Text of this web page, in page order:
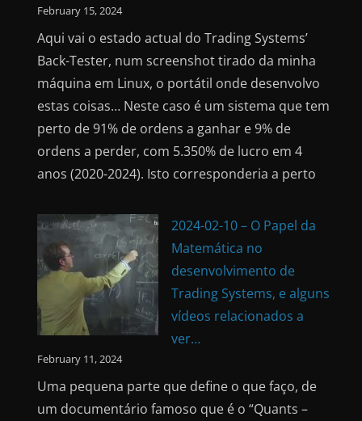
February 15, 2024
Aqui vai o estado actual do Trading Systems’
Back-Tester, num screenshot tirado da minha
máquina em Linux, o portátil onde desenvolvo
estas coisas… Neste caso é um sistema que tem
perto de 91% de ordens a ganhar e 9% de
ordens a perder, com 5.350% de lucro em 4
anos (2020-2024). Isto corresponderia a perto
2024-02-10 – O Papel da
Matemática no
desenvolvimento de
Trading Systems, e alguns
vídeos relacionados a
ver…
February 11, 2024
Uma pequena parte que define o que faço, de
um documentário famoso que é o “Quants –